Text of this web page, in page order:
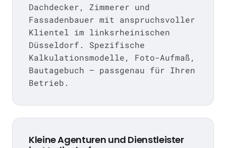
Dachdecker, Zimmerer und
Fassadenbauer mit anspruchsvoller
Klientel im linksrheinischen
Düsseldorf. Spezifische
Kalkulationsmodelle, Foto-Aufmaß,
Bautagebuch — passgenau für Ihren
Betrieb.
Kleine Agenturen und Dienstleister